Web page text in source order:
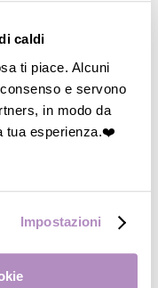
caldi
ti piace. Alcuni
e servono
in modo da
tua esperienza.❤️
Impostazioni